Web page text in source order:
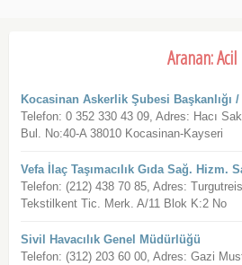
Aranan: Acil
Kocasinan Askerlik Şubesi Başkanlığı /
Telefon: 0 352 330 43 09, Adres: Hacı
Bul. No:40-A 38010 Kocasinan-Kayseri
Vefa İlaç Taşımacılık Gıda Sağ. Hizm.
Telefon: (212) 438 70 85, Adres:
Tekstilkent Tic. Merk. A/11 Blok K:2 No
Sivil Havacılık Genel Müdürlüğü
Telefon: (312) 203 60 00, Adres: Gazi